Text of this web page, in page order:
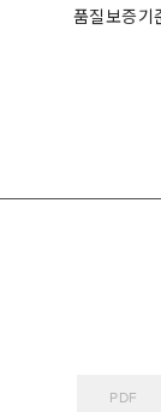
품질보증기
PDF